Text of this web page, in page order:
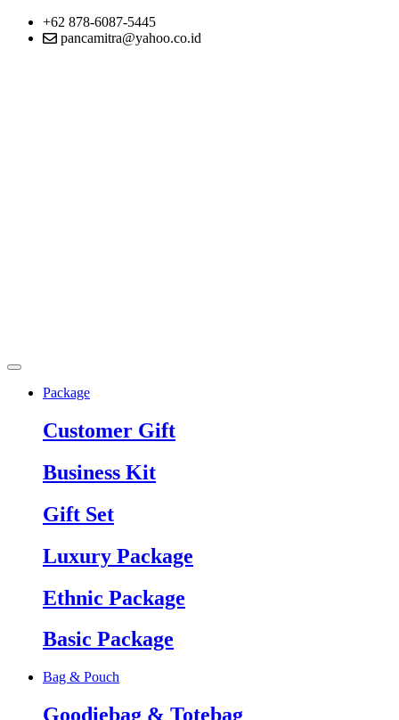
+62 878-6087-5445
pancamitra@yahoo.co.id
Package
Customer Gift
Business Kit
Gift Set
Luxury Package
Ethnic Package
Basic Package
Bag & Pouch
Goodiebag & Totebag